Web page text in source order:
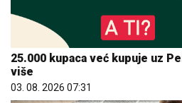
25.000 kupaca već kupuje uz
više
03. 08. 2026 07:31